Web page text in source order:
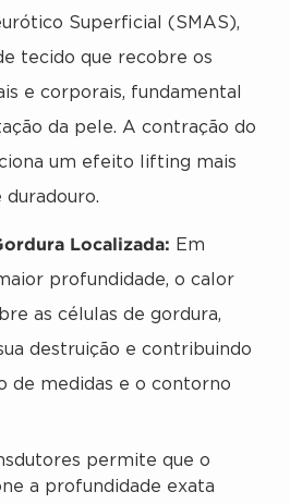
Superficial (SMAS),
tecido que recobre os
e corporais, fundamental
da pele. A contração do
um efeito lifting mais
duradouro.
Localizada: Em
profundidade, o calor
as células de gordura,
destruição e contribuindo
de medidas e o contorno
permite que o
a profundidade exata